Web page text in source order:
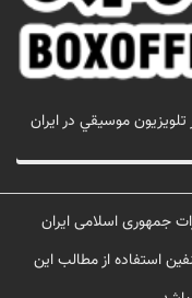
تلويزيون موسيقي در ايران
جمهوری اسلامی ایران
استفاده از مطالب این